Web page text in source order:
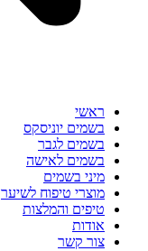
ראשי
בשמים יוניסקס
בשמים לגבר
בשמים לאישה
מיני בשמים
מוצרי טיפוח לשיער
טיפים והמלצות
אודות
צור קשר